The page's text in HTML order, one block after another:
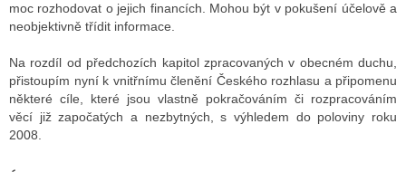
moc rozhodovat o jejich financích. Mohou být v pokušení účelově a
neobjektivně třídit informace.
Na rozdíl od předchozích kapitol zpracovaných v obecném duchu,
přistoupím nyní k vnitřnímu členění Českého rozhlasu a připomenu
některé cíle, které jsou vlastně pokračováním či rozpracováním
věcí již započatých a nezbytných, s výhledem do poloviny roku
2008.